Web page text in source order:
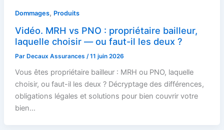
Dommages, Produits
Vidéo. MRH vs PNO : propriétaire bailleur,
laquelle choisir — ou faut-il les deux ?
Par Decaux Assurances /11 juin 2026
Vous êtes propriétaire bailleur : MRH ou PNO, laquelle
choisir, ou faut-il les deux ? Décryptage des différences,
obligations légales et solutions pour bien couvrir votre
bien…